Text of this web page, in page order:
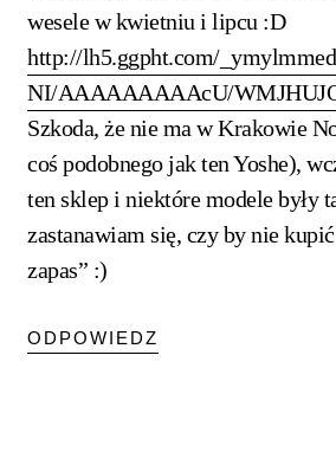
wesele w kwietniu i lipcu :D
http://lh5.ggpht.com/
NI/AAAAAAAAAcU/
Szkoda, że nie ma w Krakowie
coś podobnego jak ten Yoshe),
ten sklep i niektóre modele były
zastanawiam się, czy by nie kupić
zapas” :)
ODPOWIEDZ